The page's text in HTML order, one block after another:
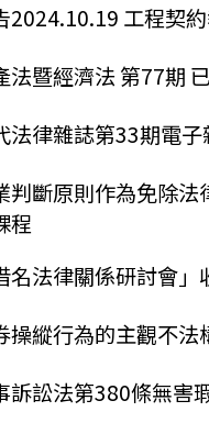
2024.10.19 工程契
法暨經濟法 第77期
法律雜誌第33期電
判斷原則作為免除
程
名法律關係研討會
操縱行為的主觀不法
訴訟法第380條無害